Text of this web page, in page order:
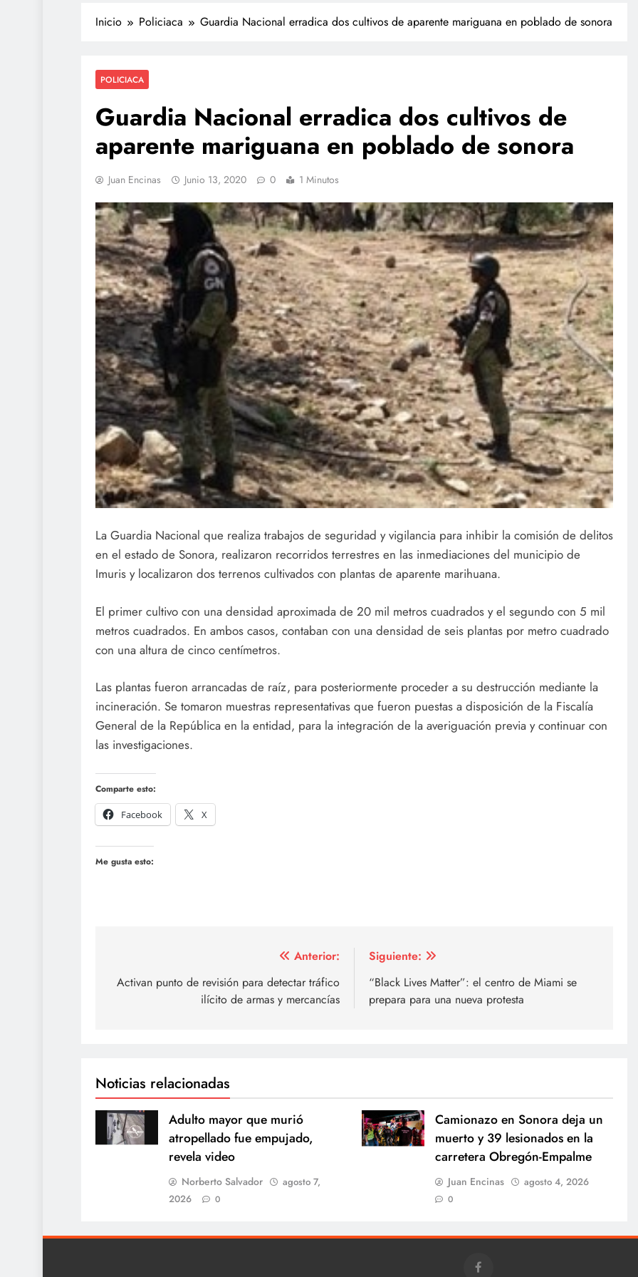
Inicio Policiaca Guardia Nacional erradica dos cultivos de aparente mariguana en poblado de sonora
POLICIACA
Guardia Nacional erradica dos cultivos de
aparente mariguana en poblado de sonora
Juan Encinas Junio 13, 2020 0 1 Minutos
La Guardia Nacional que realiza trabajos de seguridad y vigilancia para inhibir la comisión de delitos
en el estado de Sonora, realizaron recorridos terrestres en las inmediaciones del municipio de
Imuris y localizaron dos terrenos cultivados con plantas de aparente marihuana.
El primer cultivo con una densidad aproximada de 20 mil metros cuadrados y el segundo con 5 mil
metros cuadrados. En ambos casos, contaban con una densidad de seis plantas por metro cuadrado
con una altura de cinco centímetros.
Las plantas fueron arrancadas de raíz, para posteriormente proceder a su destrucción mediante la
incineración. Se tomaron muestras representativas que fueron puestas a disposición de la Fiscalía
General de la República en la entidad, para la integración de la averiguación previa y continuar con
las investigaciones.
Comparte esto:
Facebook
X
Me gusta esto:
de
Anterior:
Activan punto de revisión para detectar tráfico
ilícito de armas y mercancías
Siguiente:
“Black Lives Matter”: el centro de Miami se
prepara para una nueva protesta
Noticias relacionadas
Adulto mayor que murió
atropellado fue empujado,
revela video
Norberto Salvador
agosto 7,
2026
0
Camionazo en Sonora deja un
muerto y 39 lesionados en la
carretera Obregón-Empalme
Juan Encinas agosto 4, 2026
0
Adulto mayor que murió
atropellado fue empujado, revela
video
agosto 4, 2026